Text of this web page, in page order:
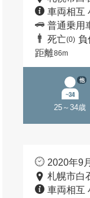
車両相互
普通乗用
死亡(0) 負
距離86m
25～34歳
他
2020年9
札幌市白
車両相互